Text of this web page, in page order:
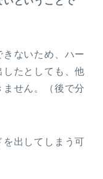
ないため、ハー
したとしても、他
せん。（後で分
を出してしまう可